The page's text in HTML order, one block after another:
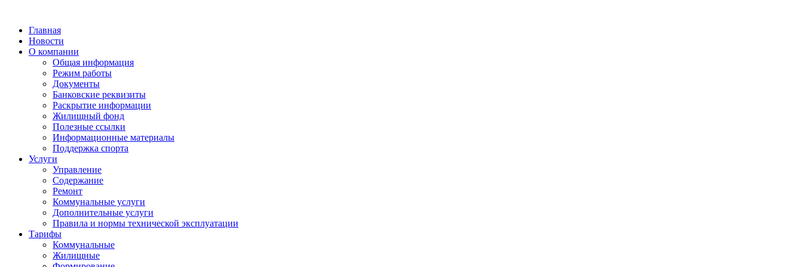
Главная
Новости
О компании
Общая информация
Режим работы
Документы
Банковские реквизиты
Раскрытие информации
Жилищный фонд
Полезные ссылки
Информационные материалы
Поддержка спорта
Услуги
Управление
Содержание
Ремонт
Коммунальные услуги
Дополнительные услуги
Правила и нормы технической эксплуатации
Тарифы
Коммунальные
Жилищные